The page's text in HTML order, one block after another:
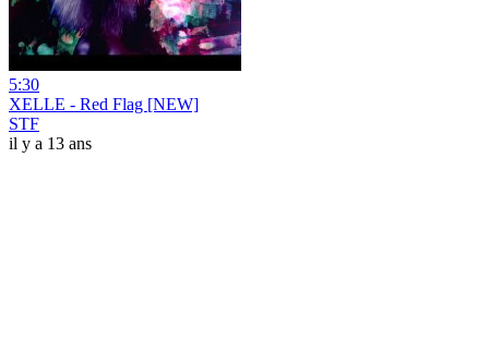
5:30
XELLE - Red Flag [NEW]
STF
il y a 13 ans